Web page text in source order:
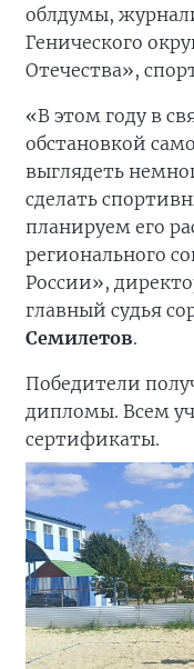
облдумы,
Генического
Отечества»,
«В этом году в
обстановкой
выглядеть
сделать
планируем его
регионального
России»,
главный судья
Семилетов.
Победители
дипломы. Всем
сертификаты.